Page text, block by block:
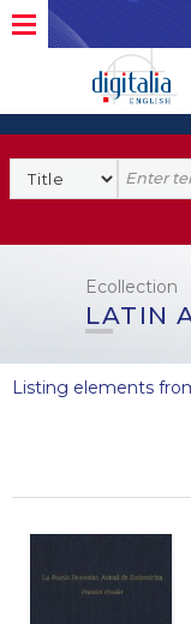
Ecollection
LATIN
Listing elements